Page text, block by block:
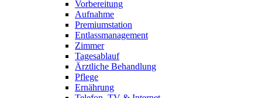
Vorbereitung
Aufnahme
Premiumstation
Entlassmanagement
Zimmer
Tagesablauf
Ärztliche Behandlung
Pflege
Ernährung